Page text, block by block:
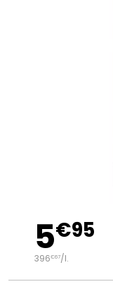
5€95
396€67/l.